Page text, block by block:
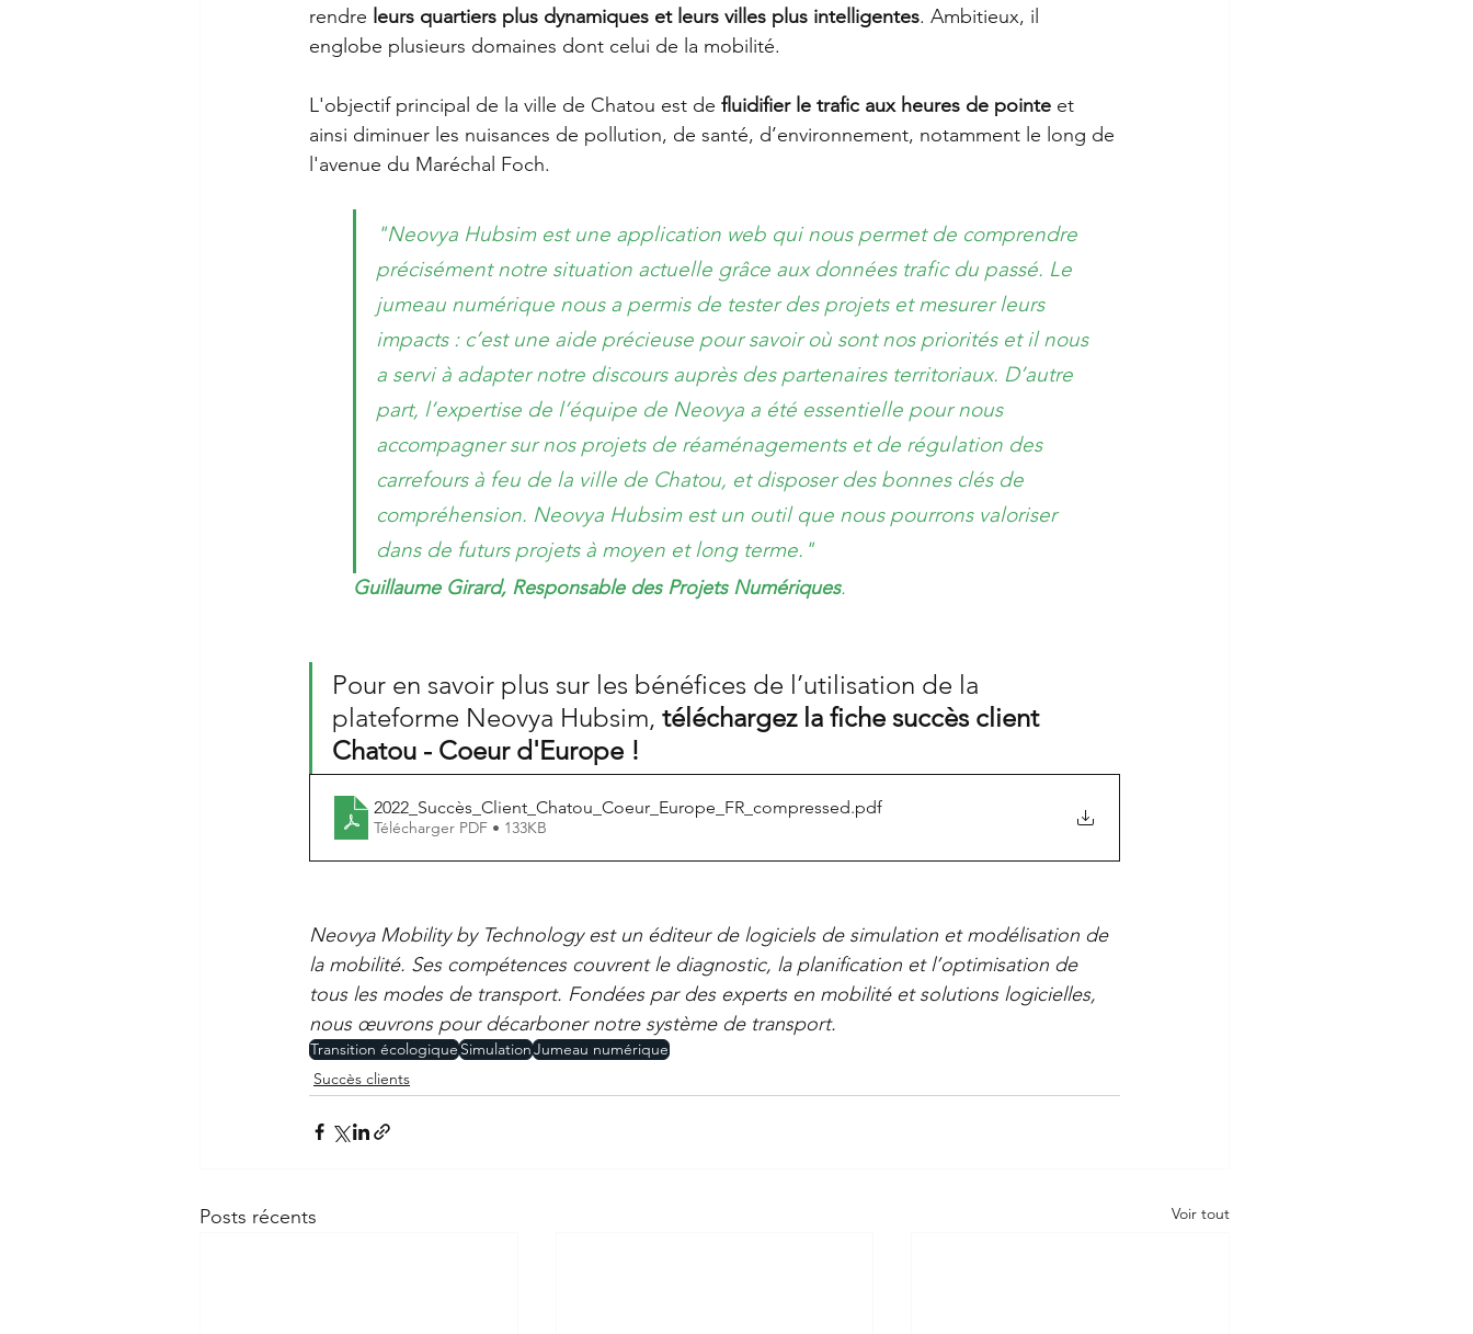
rendre leurs quartiers plus dynamiques et leurs villes plus intelligentes. Ambitieux, il
englobe plusieurs domaines dont celui de la mobilité.
L'objectif principal de la ville de Chatou est de fluidifier le trafic aux heures de pointe et
ainsi diminuer les nuisances de pollution, de santé, d’environnement, notamment le long de
l'avenue du Maréchal Foch.
"Neovya Hubsim est une application web qui nous permet de comprendre
précisément notre situation actuelle grâce aux données trafic du passé. Le
jumeau numérique nous a permis de tester des projets et mesurer leurs
impacts : c’est une aide précieuse pour savoir où sont nos priorités et il nous
a servi à adapter notre discours auprès des partenaires territoriaux. D’autre
part, l’expertise de l’équipe de Neovya a été essentielle pour nous
accompagner sur nos projets de réaménagements et de régulation des
carrefours à feu de la ville de Chatou, et disposer des bonnes clés de
compréhension. Neovya Hubsim est un outil que nous pourrons valoriser
dans de futurs projets à moyen et long terme."
Guillaume Girard, Responsable des Projets Numériques.
Pour en savoir plus sur les bénéfices de l’utilisation de la
plateforme Neovya Hubsim, téléchargez la fiche succès client
Chatou - Coeur d'Europe !
2022_Succès_Client_Chatou_Coeur_Europe_FR_compressed.pdf
Télécharger PDF • 133KB
Neovya Mobility by Technology est un éditeur de logiciels de simulation et modélisation de
la mobilité. Ses compétences couvrent le diagnostic, la planification et l’optimisation de
tous les modes de transport. Fondées par des experts en mobilité et solutions logicielles,
nous œuvrons pour décarboner notre système de transport.
Transition écologiqueSimulationJumeau numérique
Succès clients
Posts récents Voir tout